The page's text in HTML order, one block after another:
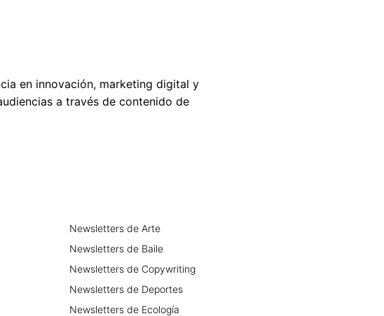
en innovación, marketing digital y
a través de contenido de
Newslettersde Arte
Newslettersde Baile
Newslettersde Copywriting
Newslettersde Deportes
Newslettersde Ecología